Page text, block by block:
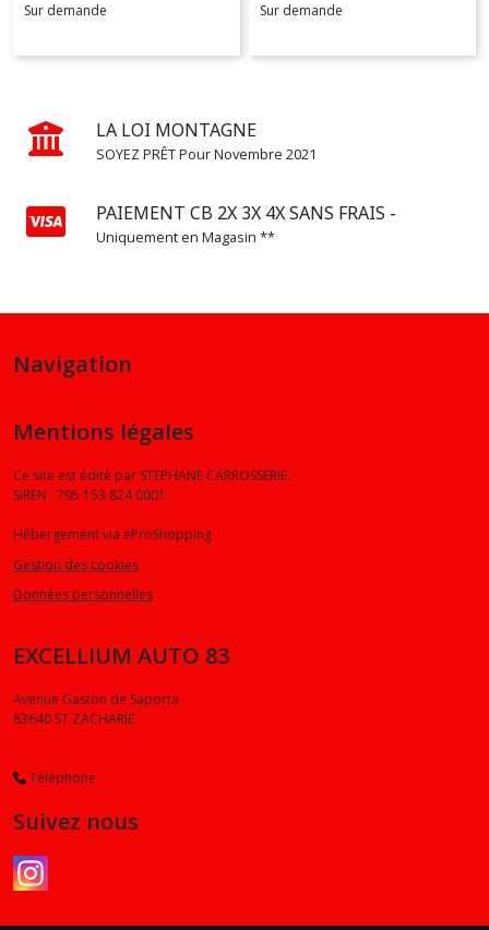
Sur demande Sur demande
LA LOI MONTAGNE
SOYEZ PRÊT Pour Novembre 2021
PAIEMENT CB 2X 3X 4X SANS FRAIS -
Uniquement en Magasin **
Navigation
Mentions légales
Ce site est édité par STEPHANE CARROSSERIE.
SIREN : 795 153 824 0001
Hébergement via eProShopping
Gestion des cookies
Données personnelles
EXCELLIUM AUTO 83
Avenue Gaston de Saporta
83640 ST ZACHARIE
Téléphone
Suivez nous